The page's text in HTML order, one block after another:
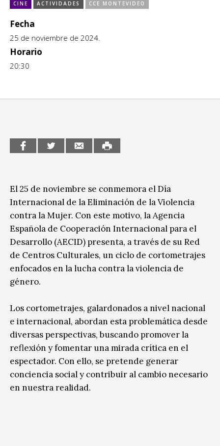
Espacio itinerante de lectura infantil
Escénicas
Exposiciones
Formación
Género y Diversidad
Música
CINE ACTIVIDADES CCE MONTEVIDEO
Fecha
25 de noviembre de 2024.
Horario
20:30
El 25 de noviembre se conmemora el Día
Internacional de la Eliminación de la Violencia
contra la Mujer. Con este motivo, la Agencia
Española de Cooperación Internacional para el
Desarrollo (AECID) presenta, a través de su Red
de Centros Culturales, un ciclo de cortometrajes
enfocados en la lucha contra la violencia de
género.
Los cortometrajes, galardonados a nivel nacional
e internacional, abordan esta problemática desde
diversas perspectivas, buscando promover la
reflexión y fomentar una mirada crítica en el
espectador. Con ello, se pretende generar
conciencia social y contribuir al cambio necesario
en nuestra realidad.